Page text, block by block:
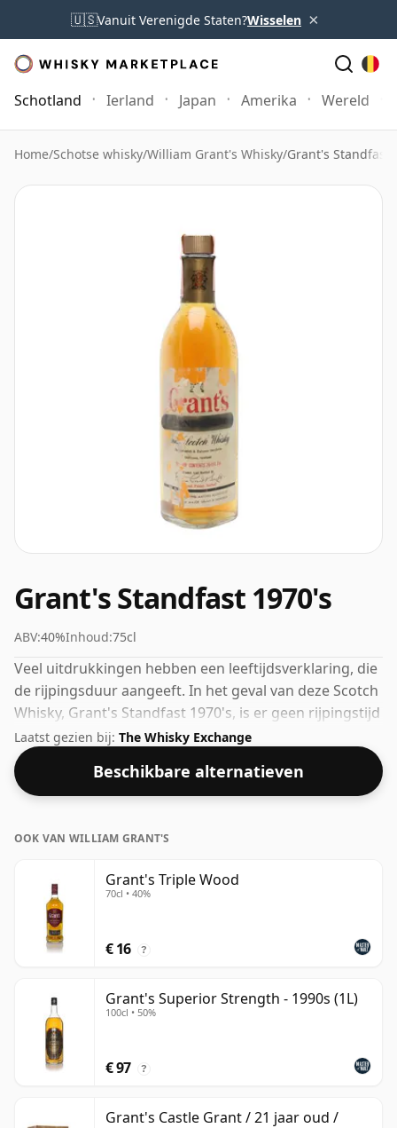
🇺🇸Vanuit Verenigde Staten?Wisselen ×
Schotland Ierland Japan Amerika Wereld
Home/Schotse whisky/William Grant's Whisky/Grant's Standfast
Grant's Standfast 1970's
ABV:40%Inhoud:75cl
Veel uitdrukkingen hebben een leeftijdsverklaring, die
de rijpingsduur aangeeft. In het geval van deze Scotch
Whisky, Grant's Standfast 1970's, is er geen rijpingstijd
gespecificeerd. Deze whisky wordt geleverd in een
gewone fles van 75 cl en heeft een vrij normale sterkte
van 40%.
Laatst gezien bij: The Whisky Exchange
Beschikbare alternatieven
OOK VAN WILLIAM GRANT'S
Grant's Triple Wood
70cl • 40%
€ 16 ?
Grant's Superior Strength - 1990s (1L)
100cl • 50%
€ 97 ?
Grant's Castle Grant / 21 jaar oud /